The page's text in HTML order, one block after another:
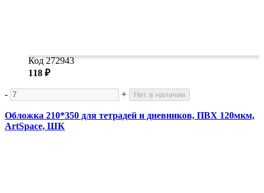
Код 272943
118 ₽
- + Нет в наличии
Обложка 210*350 для тетрадей и дневников, ПВХ 120мкм,
ArtSpace, ШК